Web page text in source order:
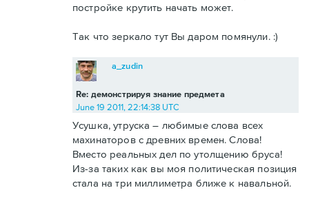
постройке крутить начать может.
Так что зеркало тут Вы даром помянули. :)
Re: демонстрируя знание предмета
a_zudin
June 19 2011, 22:14:38 UTC
Усушка, утруска – любимые слова всех
махинаторов с древних времен. Слова!
Вместо реальных дел по утолщению бруса!
Из-за таких как вы моя политическая позиция
стала на три миллиметра ближе к навальной.